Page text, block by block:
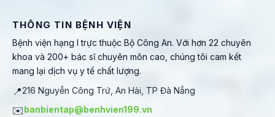
THÔNG TIN BỆNH VIỆN
Bệnh viện hạng I trực thuộc Bộ Công An. Với hơn 22 chuyên
khoa và 200+ bác sĩ chuyên môn cao, chúng tôi cam kết
mang lại dịch vụ y tế chất lượng.
📍216 Nguyễn Công Trứ, An Hải, TP Đà Nẵng
✉️banbientap@benhvien199.vn